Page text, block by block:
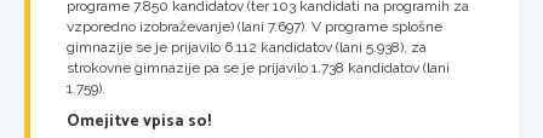
programe 7.850 kandidatov (ter 103 kandidati na programih za
vzporedno izobraževanje) (lani 7.697). V programe splošne
gimnazije se je prijavilo 6.112 kandidatov (lani 5.938), za
strokovne gimnazije pa se je prijavilo 1.738 kandidatov (lani
1.759).
Omejitve vpisa so!